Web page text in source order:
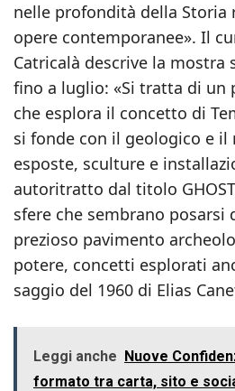
nelle profondità della Storia
opere contemporanee». Il
Catricalà descrive la mostra
fino a luglio: «Si tratta di un
che esplora il concetto di
si fonde con il geologico e il
esposte, sculture e
autoritratto dal titolo
sfere che sembrano posarsi
prezioso pavimento
potere, concetti esplorati
saggio del 1960 di Elias
Leggi anche Nuove
formato tra carta, sito e